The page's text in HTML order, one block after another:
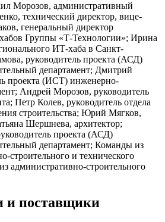
Морозов, административный
технический директор, вице-
генеральный директор
Группы «Т-Технологии»; Ирина
ИТ-хаба в Санкт-
руководитель проекта (АСД)
департамент; Дмитрий
проекта (ИСТ) инженерно-
Андрей Морозов, руководитель
Петр Колев, руководитель отдела
строительства; Юрий Мягков,
Шершнева, архитектор;
проекта (АСД)
департамент; Команды из
строительного и технического
административно-строительного
и поставщики